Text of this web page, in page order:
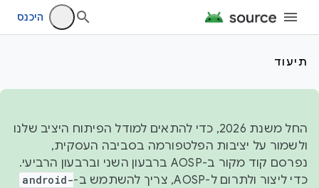
היכנס
תיעוד
החל משנת 2026, כדי להתאים למודל הפיתוח היציב שלנו
ולשמור על יציבות הפלטפורמה בסביבה העסקית,
נפרסם קוד מקור ב-AOSP ברבעון השני וברבעון הרביעי.
כדי ליצור ולתרום ל-AOSP, צריך להשתמש ב-
android-